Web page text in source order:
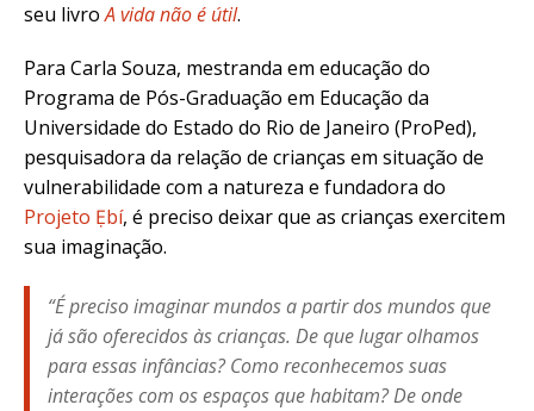
seu livroA vida não é útil.
Para Carla Souza, mestranda em educação do
Programa de Pós-Graduação em Educação da
Universidade do Estado do Rio de Janeiro (ProPed),
pesquisadora da relação de crianças em situação de
vulnerabilidade com a natureza e fundadora do
Projeto Ẹbí, é preciso deixar que as crianças exercitem
sua imaginação.
“É preciso imaginar mundos a partir dos mundos que
já são oferecidos às crianças. De que lugar olhamos
para essas infâncias? Como reconhecemos suas
interações com os espaços que habitam? De onde